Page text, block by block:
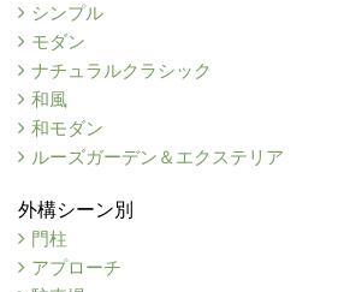
シンプル
モダン
ナチュラルクラシック
和風
和モダン
ルーズガーデン＆エクステリア
外構シーン別
門柱
アプローチ